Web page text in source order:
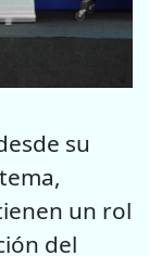
su
un rol
del